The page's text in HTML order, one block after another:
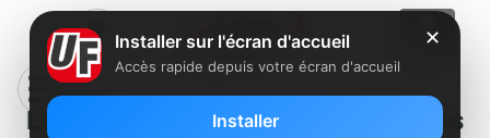
Le saviez-vous : Free propose des
✕
Installer sur l'écran d'accueil
Accès rapide depuis votre écran d'accueil
Installer